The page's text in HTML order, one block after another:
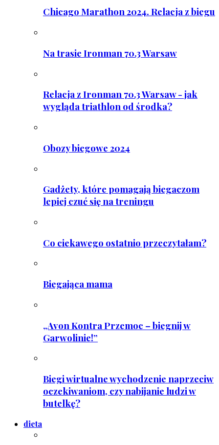
Chicago Marathon 2024. Relacja z biegu
Na trasie Ironman 70.3 Warsaw
Relacja z Ironman 70.3 Warsaw - jak
wygląda triathlon od środka?
Obozy biegowe 2024
Gadżety, które pomagają biegaczom
lepiej czuć się na treningu
Co ciekawego ostatnio przeczytałam?
Biegająca mama
„Avon Kontra Przemoc – biegnij w
Garwolinie!”
Biegi wirtualne wychodzenie naprzeciw
oczekiwaniom, czy nabijanie ludzi w
butelkę?
dieta